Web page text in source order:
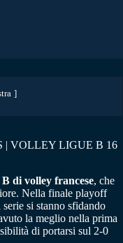
| VOLLEY LIGUE B 16
di volley francese, che
Nella finale playoff
si stanno sfidando
la meglio nella prima
di portarsi sul 2-0